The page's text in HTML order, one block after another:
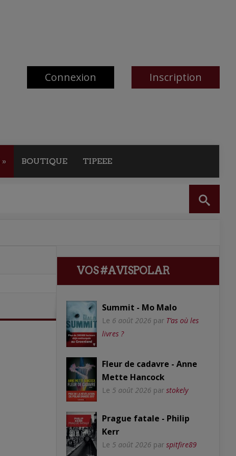
Connexion Inscription
» BOUTIQUE TIPEEE
VOS #AVISPOLAR
Summit - Mo Malo
Le 6 août 2026 par T’as où les
livres ?
Fleur de cadavre - Anne
Mette Hancock
Le 5 août 2026 par stokely
Prague fatale - Philip
Kerr
Le 5 août 2026 par spitfire89